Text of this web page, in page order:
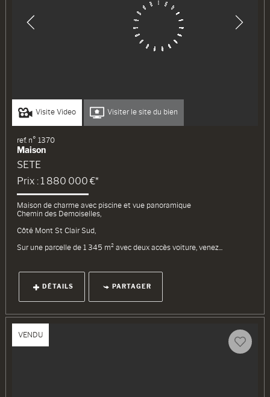
Visite Video Visiter le site du bien
ref. n° 1370
Maison
SETE
Prix : 1 880 000 €*
Maison de charme avec piscine et vue panoramique
Chemin des Demoiselles,
Côté Mont St Clair Sud,
Sur une parcelle de 1 345 m² avec deux accès voiture, venez...
DÉTAILS PARTAGER
VENDU